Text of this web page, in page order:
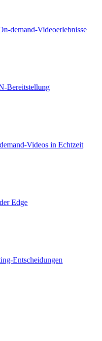
demand-Videoerlebnisse
Bereitstellung
Videos in Echtzeit
Edge
Entscheidungen